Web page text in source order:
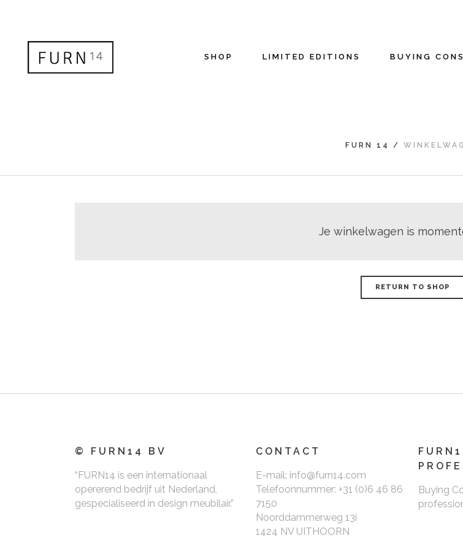
SHOP LIMITED EDITIONS BUYING
FURN 14 /
Je winkelwagen is
RETURN TO SHOP
© FURN14 BV
“FURN14 is een internationaal
opererend bedrijf uit Nederland,
gespecialiseerd in design meubilair.”
CONTACT
E-mail: info@furn14.com
Telefoonnummer: +31 (0)6 46 86
7150
Noorddammerweg 13i
1424 NV UITHOORN
Buying